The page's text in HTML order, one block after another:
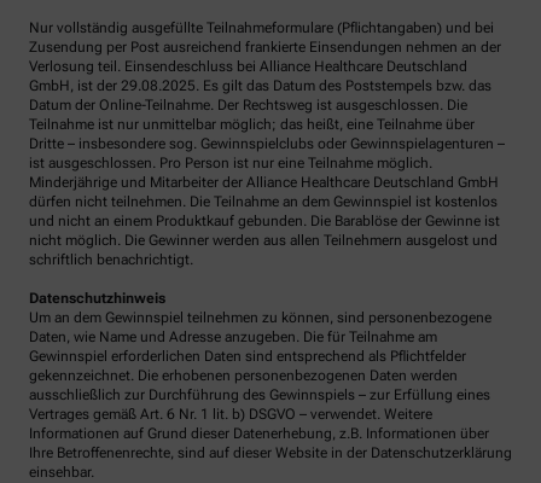
Nur vollständig ausgefüllte Teilnahmeformulare (Pflichtangaben) und bei
Zusendung per Post ausreichend frankierte Einsendungen nehmen an der
Verlosung teil. Einsendeschluss bei Alliance Healthcare Deutschland
GmbH, ist der 29.08.2025. Es gilt das Datum des Poststempels bzw. das
Datum der Online-Teilnahme. Der Rechtsweg ist ausgeschlossen. Die
Teilnahme ist nur unmittelbar möglich; das heißt, eine Teilnahme über
Dritte – insbesondere sog. Gewinnspielclubs oder Gewinnspielagenturen –
ist ausgeschlossen. Pro Person ist nur eine Teilnahme möglich.
Minderjährige und Mitarbeiter der Alliance Healthcare Deutschland GmbH
dürfen nicht teilnehmen. Die Teilnahme an dem Gewinnspiel ist kostenlos
und nicht an einem Produktkauf gebunden. Die Barablöse der Gewinne ist
nicht möglich. Die Gewinner werden aus allen Teilnehmern ausgelost und
schriftlich benachrichtigt.
Datenschutzhinweis
Um an dem Gewinnspiel teilnehmen zu können, sind personenbezogene
Daten, wie Name und Adresse anzugeben. Die für Teilnahme am
Gewinnspiel erforderlichen Daten sind entsprechend als Pflichtfelder
gekennzeichnet. Die erhobenen personenbezogenen Daten werden
ausschließlich zur Durchführung des Gewinnspiels – zur Erfüllung eines
Vertrages gemäß Art. 6 Nr. 1 lit. b) DSGVO – verwendet. Weitere
Informationen auf Grund dieser Datenerhebung, z.B. Informationen über
Ihre Betroffenenrechte, sind auf dieser Website in der Datenschutzerklärung
einsehbar.